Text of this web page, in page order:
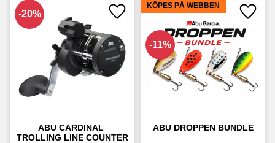
ABU CARDINAL
TROLLING LINE COUNTER
20% Lägg till i favoriter
ABU DROPPEN BUNDLE
11%
KÖPES PÅ WEBBEN
Lägg